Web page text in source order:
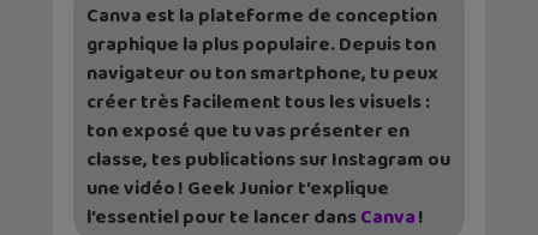
Canva est la plateforme de conception
graphique la plus populaire. Depuis ton
navigateur ou ton smartphone, tu peux
créer très facilement tous les visuels :
ton exposé que tu vas présenter en
classe, tes publications sur Instagram ou
une vidéo ! Geek Junior t’explique
l’essentiel pour te lancer dansCanva!